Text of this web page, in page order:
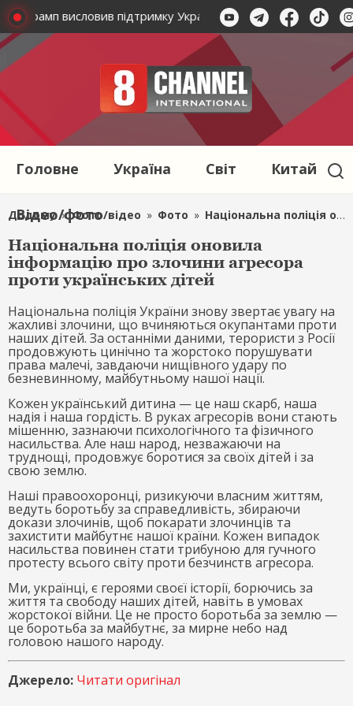
Трамп висловив підтримку Україні в боротьбі з
Головне Україна Світ Китай
Відео/фото
Додому » Фото/відео » Фото » Національна поліція оновила інформацію про злочини агресора проти українських дітей
Національна поліція оновила
інформацію про злочини агресора
проти українських дітей
Національна поліція України знову звертає увагу на
жахливі злочини, що вчиняються окупантами проти
наших дітей. За останніми даними, терористи з Росії
продовжують цинічно та жорстоко порушувати
права малечі, завдаючи нищівного удару по
безневинному, майбутньому нашої нації.
Кожен український дитина — це наш скарб, наша
надія і наша гордість. В руках агресорів вони стають
мішенню, зазнаючи психологічного та фізичного
насильства. Але наш народ, незважаючи на
труднощі, продовжує боротися за своїх дітей і за
свою землю.
Наші правоохоронці, ризикуючи власним життям,
ведуть боротьбу за справедливість, збираючи
докази злочинів, щоб покарати злочинців та
захистити майбутнє нашої країни. Кожен випадок
насильства повинен стати трибуною для гучного
протесту всього світу проти безчинств агресора.
Ми, українці, є героями своєї історії, борючись за
життя та свободу наших дітей, навіть в умовах
жорстокої війни. Це не просто боротьба за землю —
це боротьба за майбутнє, за мирне небо над
головою нашого народу.
Джерело: Читати оригінал